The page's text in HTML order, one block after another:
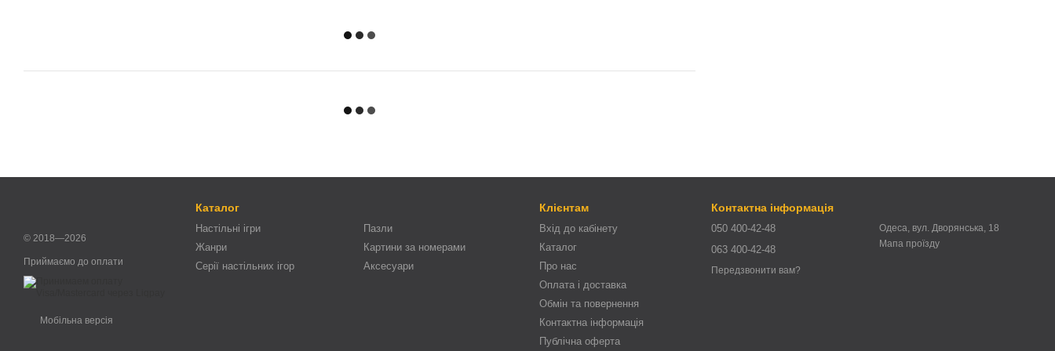
© 2018—2026
Приймаємо до оплати
Мобільна версія
Каталог
Настільні ігри
Жанри
Серії настільних ігор
Пазли
Картини за номерами
Аксесуари
Клієнтам
Вхід до кабінету
Каталог
Про нас
Оплата і доставка
Обмін та повернення
Контактна інформація
Публічна оферта
Контактна інформація
050 400-42-48
063 400-42-48
Передзвонити вам?
Одеса, вул. Дворянська, 18
Мапа проїзду